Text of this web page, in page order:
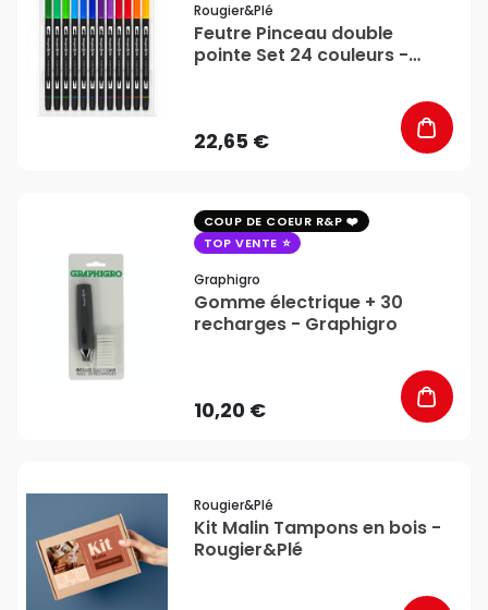
Rougier&plé
Feutre Pinceau double
pointe Set 24 couleurs -
22,65 €
COUP DE COEUR R&P
TOP VENTE
Graphigro
Gomme électrique + 30
recharges - Graphigro
10,20 €
Rougier&plé
Kit Malin Tampons en bois -
Rougier&Plé